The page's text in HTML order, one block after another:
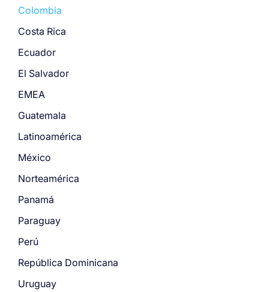
Colombia
Costa Rica
Ecuador
El Salvador
EMEA
Guatemala
Latinoamérica
México
Norteamérica
Panamá
Paraguay
Perú
República Dominicana
Uruguay